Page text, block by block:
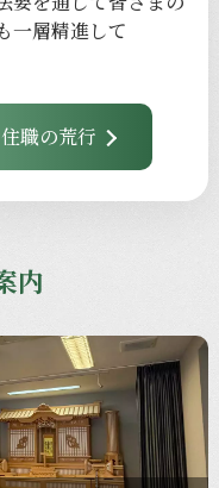
一層精進して
職の荒行
内